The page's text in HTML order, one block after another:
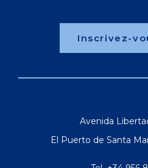
Inscrivez-
Avenida
El Puerto de Santa